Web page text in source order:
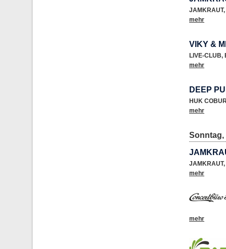
JAMKRAUT,
mehr
VIKY &
LIVE-CLUB,
mehr
DEEP
HUK
mehr
Sonntag,
JAMKRAUT,
mehr
mehr